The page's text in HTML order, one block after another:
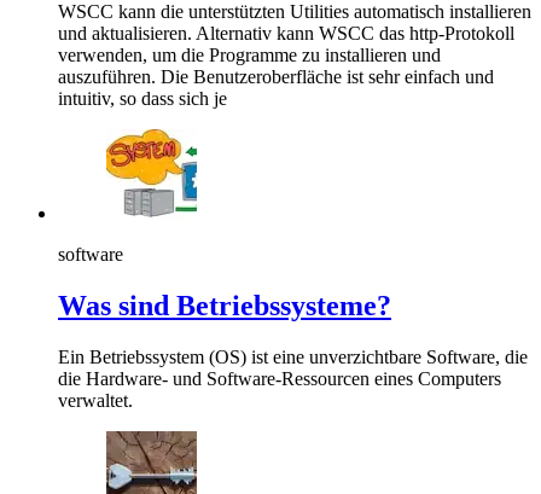
WSCC kann die unterstützten Utilities automatisch installieren
und aktualisieren. Alternativ kann WSCC das http-Protokoll
verwenden, um die Programme zu installieren und
auszuführen. Die Benutzeroberfläche ist sehr einfach und
intuitiv, so dass sich je
software
Was sind Betriebssysteme?
Ein Betriebssystem (OS) ist eine unverzichtbare Software, die
die Hardware- und Software-Ressourcen eines Computers
verwaltet.